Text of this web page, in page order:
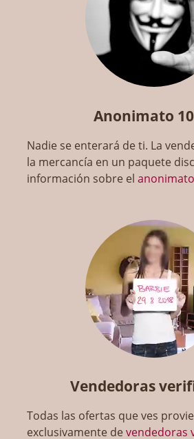
Anonimato
Nadie se enterará de ti. La
la mercancía en un paquete
información sobre elanonimato
Vendedoras
Todas las ofertas que ves
exclusivamente devendedoras